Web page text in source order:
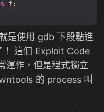
是使用 gdb 下段點進
！ 這個 Exploit Code
運作，但是程式獨立
的 process 叫